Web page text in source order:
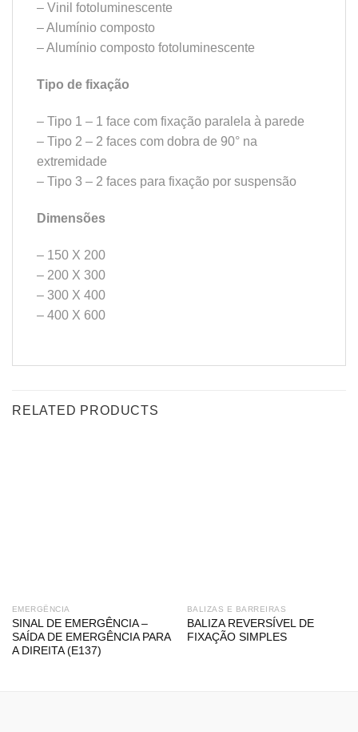
– Vinil fotoluminescente
– Alumínio composto
– Alumínio composto fotoluminescente
Tipo de fixação
– Tipo 1 – 1 face com fixação paralela à parede
– Tipo 2 – 2 faces com dobra de 90° na
extremidade
– Tipo 3 – 2 faces para fixação por suspensão
Dimensões
– 150 X 200
– 200 X 300
– 300 X 400
– 400 X 600
RELATED PRODUCTS
EMERGÊNCIA
SINAL DE EMERGÊNCIA –
SAÍDA DE EMERGÊNCIA PARA
A DIREITA (E137)
BALIZAS E BARREIRAS
BALIZA REVERSÍVEL DE
FIXAÇÃO SIMPLES